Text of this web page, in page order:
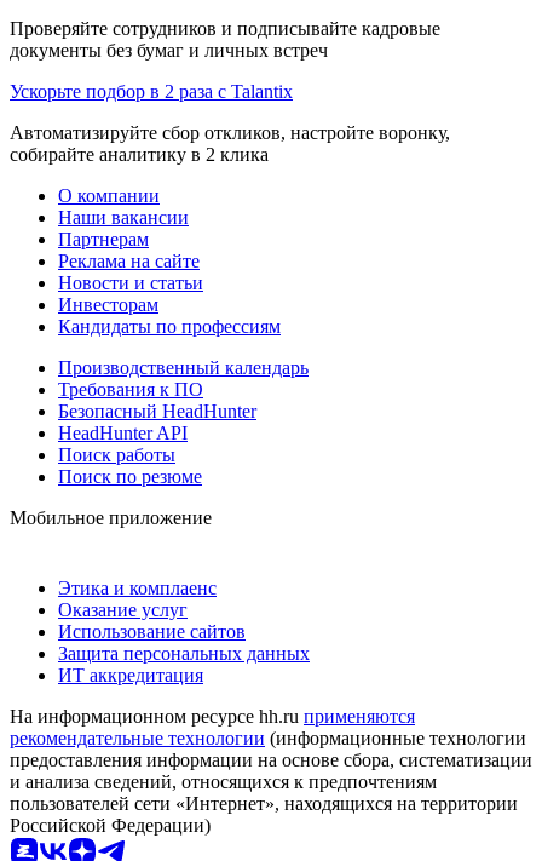
Проверяйте сотрудников и подписывайте кадровые
документы без бумаг и личных встреч
Ускорьте подбор в 2 раза с Talantix
Автоматизируйте сбор откликов, настройте воронку,
собирайте аналитику в 2 клика
О компании
Наши вакансии
Партнерам
Реклама на сайте
Новости и статьи
Инвесторам
Кандидаты по профессиям
Производственный календарь
Требования к ПО
Безопасный HeadHunter
HeadHunter API
Поиск работы
Поиск по резюме
Мобильное приложение
Этика и комплаенс
Оказание услуг
Использование сайтов
Защита персональных данных
ИТ аккредитация
На информационном ресурсе hh.ru применяются
рекомендательные технологии (информационные технологии
предоставления информации на основе сбора, систематизации
и анализа сведений, относящихся к предпочтениям
пользователей сети «Интернет», находящихся на территории
Российской Федерации)